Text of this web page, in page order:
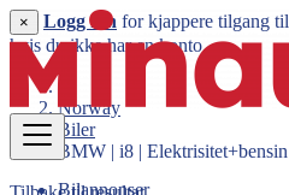
Bilannonser
× Logg inn for kjappere tilgang
hvis du ikke har en konto.
Norway
Biler
BMW | i8 |